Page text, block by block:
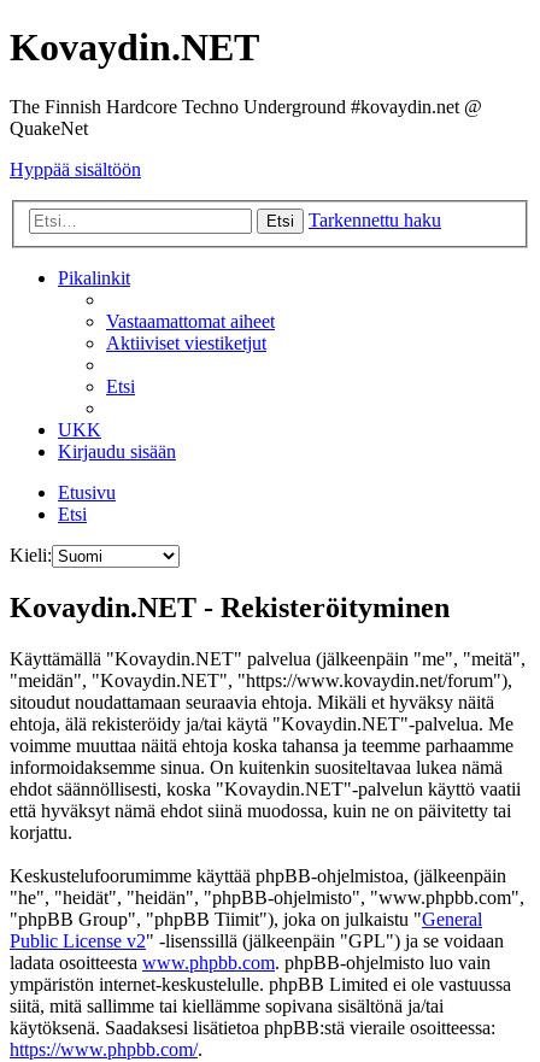
Kovaydin.NET
The Finnish Hardcore Techno Underground #kovaydin.net @
QuakeNet
Hyppää sisältöön
Etsi Tarkennettu haku
Pikalinkit
Vastaamattomat aiheet
Aktiiviset viestiketjut
Etsi
UKK
Kirjaudu sisään
Etusivu
Etsi
Kieli:
Kovaydin.NET - Rekisteröityminen
Käyttämällä "Kovaydin.NET" palvelua (jälkeenpäin "me", "meitä",
"meidän", "Kovaydin.NET", "https://www.kovaydin.net/forum"),
sitoudut noudattamaan seuraavia ehtoja. Mikäli et hyväksy näitä
ehtoja, älä rekisteröidy ja/tai käytä "Kovaydin.NET"-palvelua. Me
voimme muuttaa näitä ehtoja koska tahansa ja teemme parhaamme
informoidaksemme sinua. On kuitenkin suositeltavaa lukea nämä
ehdot säännöllisesti, koska "Kovaydin.NET"-palvelun käyttö vaatii
että hyväksyt nämä ehdot siinä muodossa, kuin ne on päivitetty tai
korjattu.
Keskustelufoorumimme käyttää phpBB-ohjelmistoa, (jälkeenpäin
"he", "heidät", "heidän", "phpBB-ohjelmisto", "www.phpbb.com",
"phpBB Group", "phpBB Tiimit"), joka on julkaistu "General
Public License v2" -lisenssillä (jälkeenpäin "GPL") ja se voidaan
ladata osoitteesta www.phpbb.com. phpBB-ohjelmisto luo vain
ympäristön internet-keskustelulle. phpBB Limited ei ole vastuussa
siitä, mitä sallimme tai kiellämme sopivana sisältönä ja/tai
käytöksenä. Saadaksesi lisätietoa phpBB:stä vieraile osoitteessa:
https://www.phpbb.com/.